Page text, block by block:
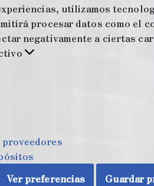
utilizamos
procesar datos como el
negativamente a ciertas
Ver preferencias Guardar